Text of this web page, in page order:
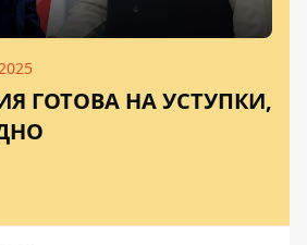
ГОТОВА НА УСТУПКИ,